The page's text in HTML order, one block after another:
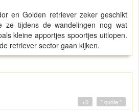
en Golden retriever zeker geschikt
ze tijdens de wandelingen nog wat
kleine apportjes spoortjes uitlopen.
retriever sector gaan kijken.
" quote "
+0